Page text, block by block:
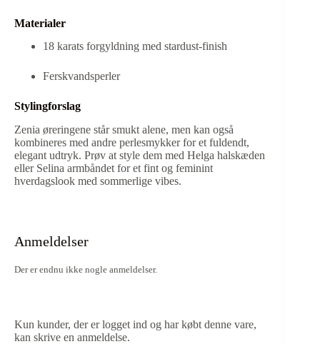
Materialer
18 karats forgyldning med stardust-finish
Ferskvandsperler
Stylingforslag
Zenia øreringene står smukt alene, men kan også
kombineres med andre perlesmykker for et fuldendt,
elegant udtryk. Prøv at style dem med Helga halskæden
eller Selina armbåndet for et fint og feminint
hverdagslook med sommerlige vibes.
Anmeldelser
Der er endnu ikke nogle anmeldelser.
Kun kunder, der er logget ind og har købt denne vare,
kan skrive en anmeldelse.